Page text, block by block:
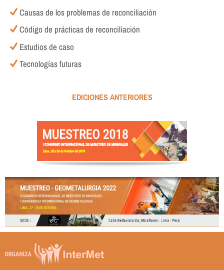
Causas de los problemas de reconciliación
Código de prácticas de reconciliación
Estudios de caso
Tecnologías futuras
EDICIONES ANTERIORES